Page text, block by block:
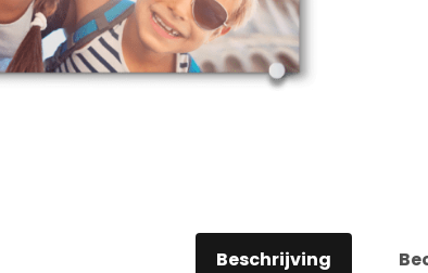
Beschrijving